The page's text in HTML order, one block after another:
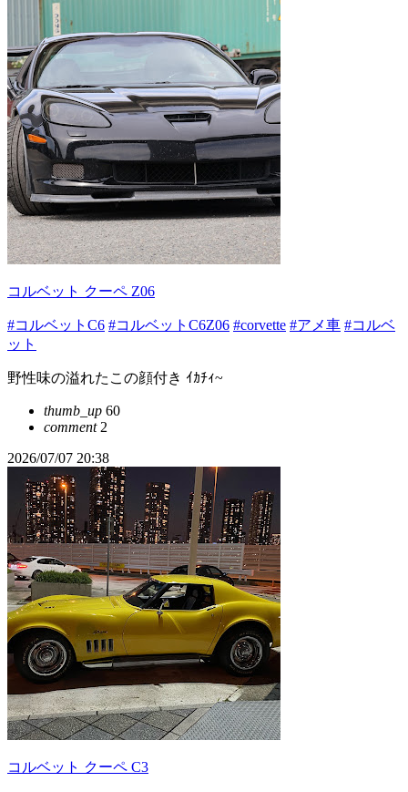
コルベット クーペ Z06
#コルベットC6 #コルベットC6Z06 #corvette #アメ車 #コルベ
ット
野性味の溢れたこの顔付き ｲｶﾁｨ~
thumb_up 60
comment2
2026/07/07 20:38
コルベット クーペ C3